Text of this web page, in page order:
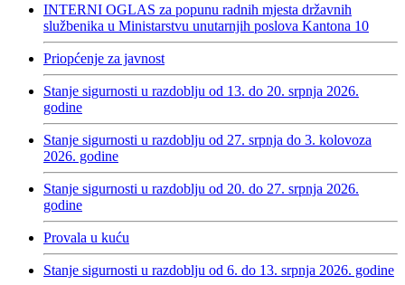
INTERNI OGLAS za popunu radnih mjesta državnih
službenika u Ministarstvu unutarnjih poslova Kantona 10
Priopćenje za javnost
Stanje sigurnosti u razdoblju od 13. do 20. srpnja 2026.
godine
Stanje sigurnosti u razdoblju od 27. srpnja do 3. kolovoza
2026. godine
Stanje sigurnosti u razdoblju od 20. do 27. srpnja 2026.
godine
Provala u kuću
Stanje sigurnosti u razdoblju od 6. do 13. srpnja 2026. godine